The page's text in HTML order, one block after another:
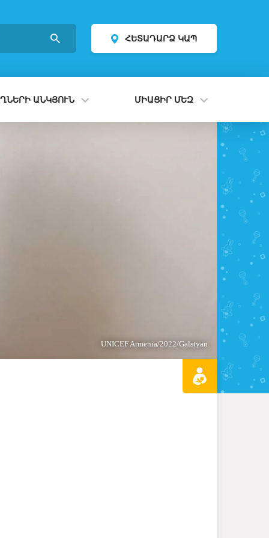
ՀԵՏԱԴԱՐՁ ԿԱՊ
ԱՆԿՅՈՒՆ ՄԻԱՑԻՐ ՄԵԶ
UNICEF Armenia/2022/Galstyan